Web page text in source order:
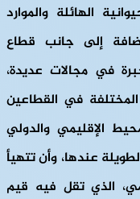
الهائلة والموارد
إضافة إلى جانب قطاع
في مجالات عديدة،
في القطاعين
الإقليمي والدولي
عندها، وأن تتهيأ
الذي تقل فيه قيم